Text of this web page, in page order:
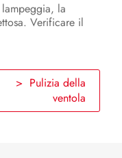
la
Verificare il
> Pulizia della
ventola